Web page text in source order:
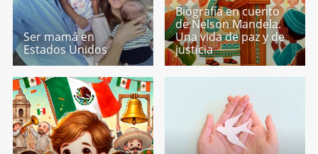
Ser mamá en
Estados Unidos
Biografía en cuento
de Nelson Mandela.
Una vida de paz y de
justicia